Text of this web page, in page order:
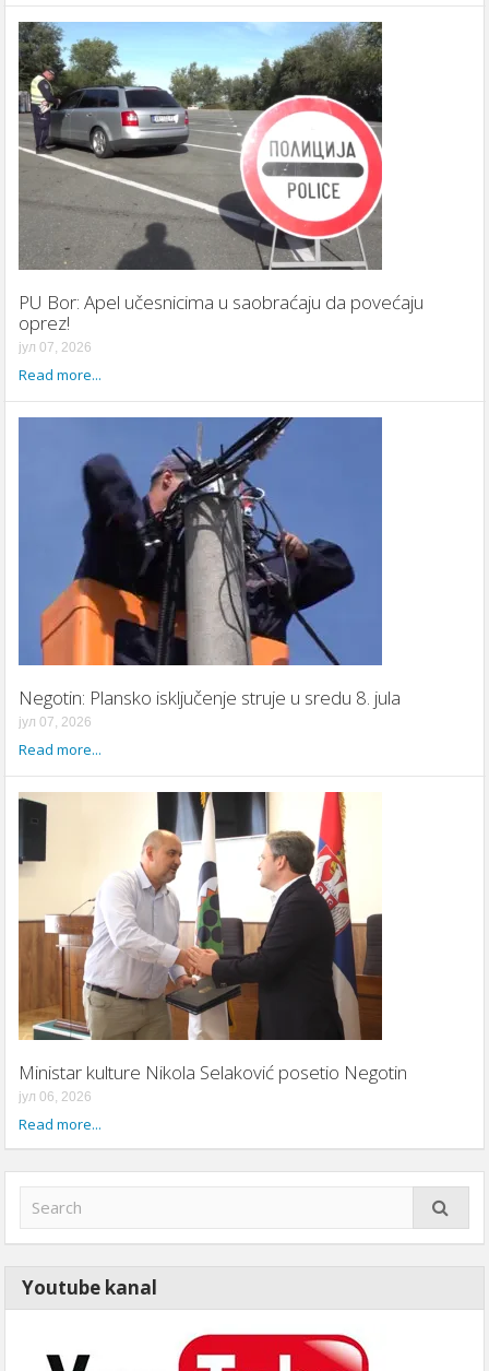
PU Bor: Apel učesnicima u saobraćaju da povećaju
oprez!
јул 07, 2026
Read more...
Negotin: Plansko isključenje struje u sredu 8. jula
јул 07, 2026
Read more...
Ministar kulture Nikola Selaković posetio Negotin
јул 06, 2026
Read more...
Youtube kanal